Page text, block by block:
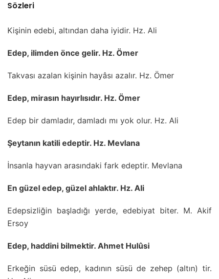
Sözleri
Kişinin edebi, altından daha iyidir. Hz. Ali
Edep, ilimden önce gelir. Hz. Ömer
Takvası azalan kişinin hayâsı azalır. Hz. Ömer
Edep, mirasın hayırlısıdır. Hz. Ömer
Edep bir damladır, damladı mı yok olur. Hz. Ali
Şeytanın katili edeptir. Hz. Mevlana
İnsanla hayvan arasındaki fark edeptir. Mevlana
En güzel edep, güzel ahlaktır. Hz. Ali
Edepsizliğin başladığı yerde, edebiyat biter. M. Akif
Ersoy
Edep, haddini bilmektir. Ahmet Hulûsi
Erkeğin süsü edep, kadının süsü de zehep (altın) tir.